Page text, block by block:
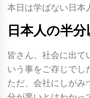
本日は学ばない日本
日本人の半分
皆さん、社会に出て
いう事をご存じでし
ただ、会社にしがみ